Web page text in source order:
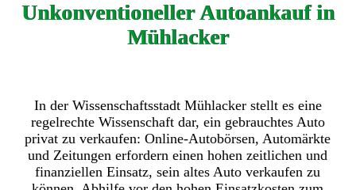
Unkonventioneller Autoankauf in
Mühlacker
In der Wissenschaftsstadt Mühlacker stellt es eine
regelrechte Wissenschaft dar, ein gebrauchtes Auto
privat zu verkaufen: Online-Autobörsen, Automärkte
und Zeitungen erfordern einen hohen zeitlichen und
finanziellen Einsatz, sein altes Auto verkaufen zu